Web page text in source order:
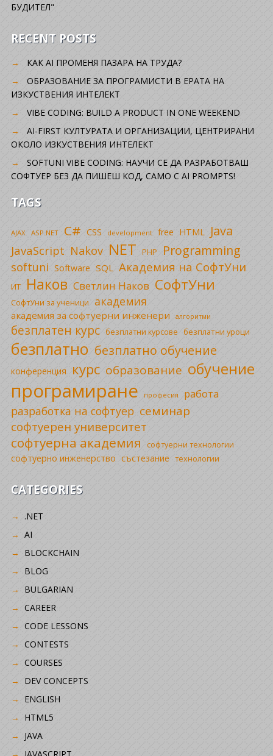
БУДИТЕЛ"
RECENT POSTS
КАК AI ПРОМЕНЯ ПАЗАРА НА ТРУДА?
ОБРАЗОВАНИЕ ЗА ПРОГРАМИСТИ В ЕРАТА НА
ИЗКУСТВЕНИЯ ИНТЕЛЕКТ
VIBE CODING: BUILD A PRODUCT IN ONE WEEKEND
AI-FIRST КУЛТУРАТА И ОРГАНИЗАЦИИ, ЦЕНТРИРАНИ
ОКОЛО ИЗКУСТВЕНИЯ ИНТЕЛЕКТ
SOFTUNI VIBE CODING: НАУЧИ СЕ ДА РАЗРАБОТВАШ
СОФТУЕР БЕЗ ДА ПИШЕШ КОД, САМО С AI PROMPTS!
TAGS
AJAX ASP.NET C# CSS development free HTML Java
JavaScript Nakov NET PHP Programming
softuni Software SQL Академия на СофтУни
ИТ Наков Светлин Наков СофтУни
СофтУни за ученици академия
академия за софтуерни инженери алгоритми
безплатен курс безплатни курсове безплатни уроци
безплатно безплатно обучение
конференция курс образование обучение
програмиране професия работа
разработка на софтуер семинар
софтуерен университет
софтуерна академия софтуерни технологии
софтуерно инженерство състезание технологии
CATEGORIES
.NET
AI
BLOCKCHAIN
BLOG
BULGARIAN
CAREER
CODE LESSONS
CONTESTS
COURSES
DEV CONCEPTS
ENGLISH
HTML5
JAVA
JAVASCRIPT